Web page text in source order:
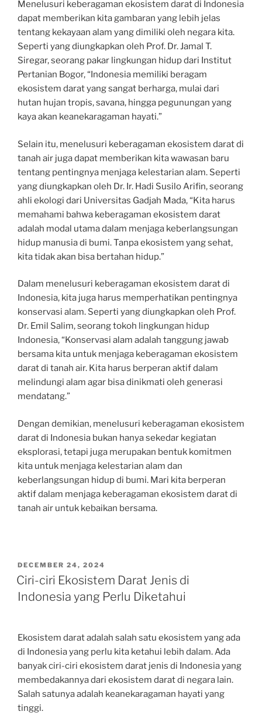
Menelusuri keberagaman ekosistem darat di Indonesia
dapat memberikan kita gambaran yang lebih jelas
tentang kekayaan alam yang dimiliki oleh negara kita.
Seperti yang diungkapkan oleh Prof. Dr. Jamal T.
Siregar, seorang pakar lingkungan hidup dari Institut
Pertanian Bogor, “Indonesia memiliki beragam
ekosistem darat yang sangat berharga, mulai dari
hutan hujan tropis, savana, hingga pegunungan yang
kaya akan keanekaragaman hayati.”
Selain itu, menelusuri keberagaman ekosistem darat di
tanah air juga dapat memberikan kita wawasan baru
tentang pentingnya menjaga kelestarian alam. Seperti
yang diungkapkan oleh Dr. Ir. Hadi Susilo Arifin, seorang
ahli ekologi dari Universitas Gadjah Mada, “Kita harus
memahami bahwa keberagaman ekosistem darat
adalah modal utama dalam menjaga keberlangsungan
hidup manusia di bumi. Tanpa ekosistem yang sehat,
kita tidak akan bisa bertahan hidup.”
Dalam menelusuri keberagaman ekosistem darat di
Indonesia, kita juga harus memperhatikan pentingnya
konservasi alam. Seperti yang diungkapkan oleh Prof.
Dr. Emil Salim, seorang tokoh lingkungan hidup
Indonesia, “Konservasi alam adalah tanggung jawab
bersama kita untuk menjaga keberagaman ekosistem
darat di tanah air. Kita harus berperan aktif dalam
melindungi alam agar bisa dinikmati oleh generasi
mendatang.”
Dengan demikian, menelusuri keberagaman ekosistem
darat di Indonesia bukan hanya sekedar kegiatan
eksplorasi, tetapi juga merupakan bentuk komitmen
kita untuk menjaga kelestarian alam dan
keberlangsungan hidup di bumi. Mari kita berperan
aktif dalam menjaga keberagaman ekosistem darat di
tanah air untuk kebaikan bersama.
POSTED
ON
DECEMBER 24, 2024
Ciri-ciri Ekosistem Darat Jenis di
Indonesia yang Perlu Diketahui
Ekosistem darat adalah salah satu ekosistem yang ada
di Indonesia yang perlu kita ketahui lebih dalam. Ada
banyak ciri-ciri ekosistem darat jenis di Indonesia yang
membedakannya dari ekosistem darat di negara lain.
Salah satunya adalah keanekaragaman hayati yang
tinggi.